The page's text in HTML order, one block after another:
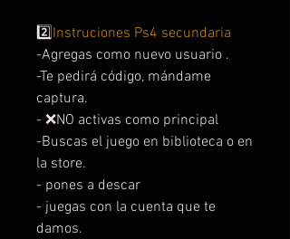
2️⃣Instruciones Ps4 secundaria
-Agregas como nuevo usuario .
-Te pedirá código, mándame
captura.
- ❌NO activas como principal
-Buscas el juego en biblioteca o en
la store.
- pones a descar
- juegas con la cuenta que te
damos.